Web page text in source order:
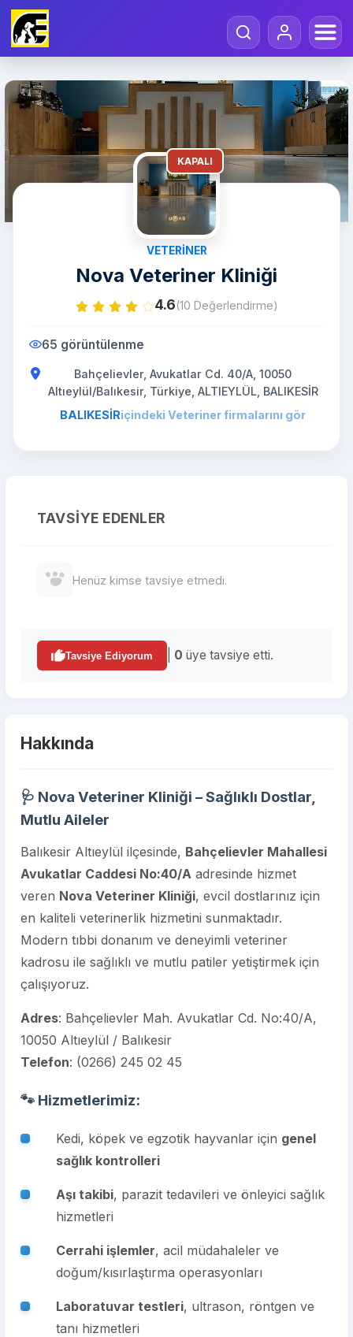
KAPALI
VETERINER
Nova Veteriner Kliniği
4.6(10 Değerlendirme)
65 görüntülenme
Bahçelievler, Avukatlar Cd. 40/A, 10050
Altıeylül/Balıkesir, Türkiye, ALTIEYLÜL, BALIKESİR
BALIKESİRiçindeki Veteriner firmalarını gör
TAVSIYE EDENLER
Henüz kimse tavsiye etmedi.
Tavsiye Ediyorum 0 üye tavsiye etti.
Hakkında
🩺 Nova Veteriner Kliniği – Sağlıklı Dostlar,
Mutlu Aileler
Balıkesir Altıeylül ilçesinde, Bahçelievler Mahallesi
Avukatlar Caddesi No:40/A adresinde hizmet
veren Nova Veteriner Kliniği, evcil dostlarınız için
en kaliteli veterinerlik hizmetini sunmaktadır.
Modern tıbbi donanım ve deneyimli veteriner
kadrosu ile sağlıklı ve mutlu patiler yetiştirmek için
çalışıyoruz.
Adres: Bahçelievler Mah. Avukatlar Cd. No:40/A,
10050 Altıeylül / Balıkesir
Telefon: (0266) 245 02 45
🐾 Hizmetlerimiz:
Kedi, köpek ve egzotik hayvanlar için genel
sağlık kontrolleri
Aşı takibi, parazit tedavileri ve önleyici sağlık
hizmetleri
Cerrahi işlemler, acil müdahaleler ve
doğum/kısırlaştırma operasyonları
Laboratuvar testleri, ultrason, röntgen ve
tanı hizmetleri